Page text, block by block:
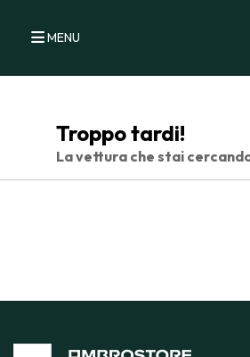
MENU
Troppo tardi!
La vettura che stai